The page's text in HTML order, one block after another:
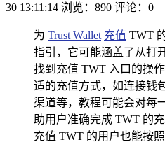
30 13:11:14 浏览：890 评论：0
为 Trust Wallet 充值 TWT
指引，它可能涵盖了从打
找到充值 TWT 入口的操
适的充值方式，如连接钱
渠道等，教程可能会对每
助用户准确完成 TWT 的
充值 TWT 的用户也能按